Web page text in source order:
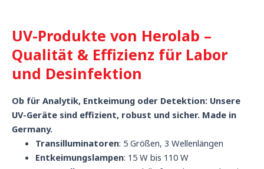
UV-Produkte von Herolab –
Qualität & Effizienz für Labor
und Desinfektion
Ob für Analytik, Entkeimung oder Detektion: Unsere
UV-Geräte sind effizient, robust und sicher. Made in
Germany.
Transilluminatoren: 5 Größen, 3 Wellenlängen
Entkeimungslampen: 15 W bis 110 W